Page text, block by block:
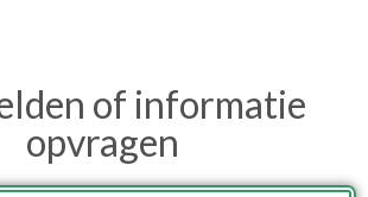
of informatie
opvragen